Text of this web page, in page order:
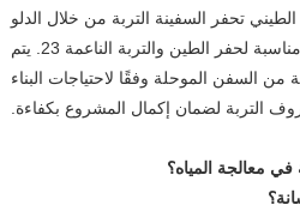
تحفر السفينة التربة من خلال الدلو
الموجود على السلسلة، وهي مناسبة لحفر الطين والتربة الناعمة 23. يتم
من السفن الموحلة وفقًا لاحتياجات البناء
التربة لضمان إكمال المشروع بكفاءة.‌
معالجة المياه؟